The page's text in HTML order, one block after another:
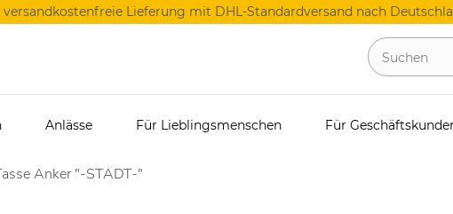
Lieferung mit DHL-Standardversand nach
Anlässe Für Lieblingsmenschen Für
Anker "-STADT-"